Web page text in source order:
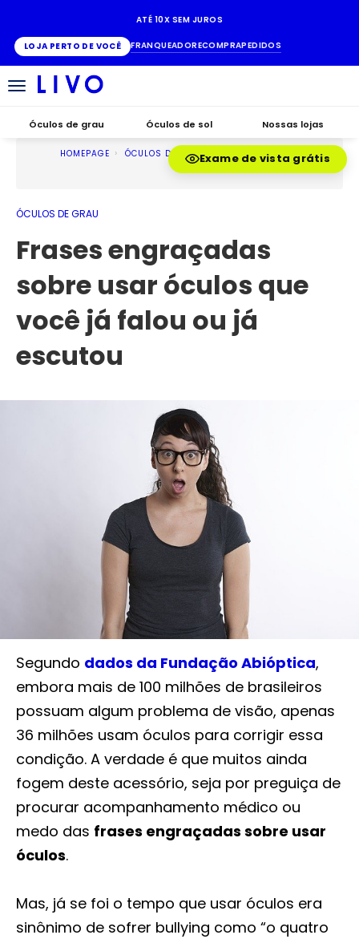
ATÉ 10X SEM JUROS
LOJA PERTO DE VOCÊ FRANQUEADORECOMPRAPEDIDOS
Alternar
Óculos de grau Óculos de sol Nossas lojas
Exame de vista grátis
HOMEPAGE ÓCULOS DE GRAU
ÓCULOS DE GRAU
Frases engraçadas
sobre usar óculos que
você já falou ou já
escutou
Segundo dados da Fundação Abióptica,
embora mais de 100 milhões de brasileiros
possuam algum problema de visão, apenas
36 milhões usam óculos para corrigir essa
condição. A verdade é que muitos ainda
fogem deste acessório, seja por preguiça de
procurar acompanhamento médico ou
medo das frases engraçadas sobre usar
óculos.
Mas, já se foi o tempo que usar óculos era
sinônimo de sofrer bullying como “o quatro